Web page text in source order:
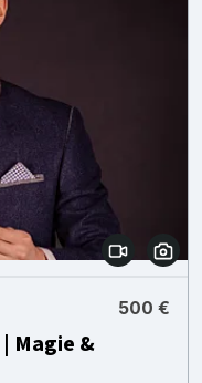
500 €
| Magie &